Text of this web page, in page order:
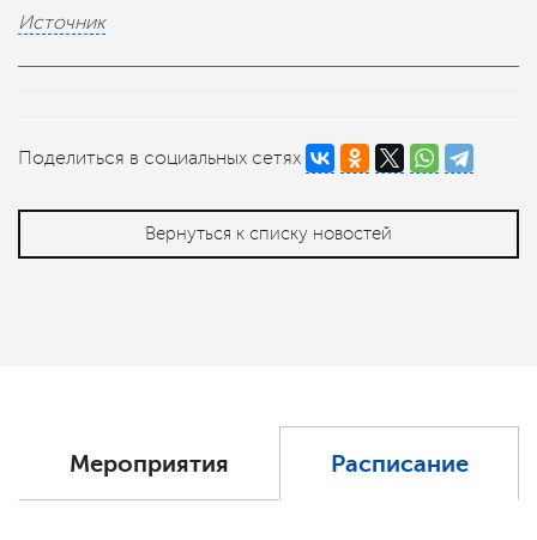
Источник
Поделиться в социальных сетях
Вернуться к списку новостей
Мероприятия Расписание